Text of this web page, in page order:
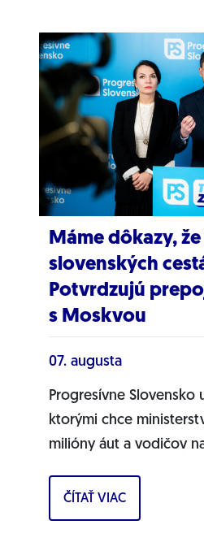
Máme dôkazy,
slovenských
Potvrdzujú
s Moskvou
07. augusta
Progresívne Slovensko
ktorými chce
milióny áut a vodičov
hnutie prinieslo dôkazy,...
ČÍTAŤ VIAC